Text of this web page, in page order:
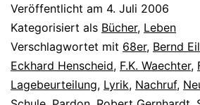
Veröffentlicht am 4. Juli 2006
Kategorisiert als Bücher, Leben
Verschlagwortet mit 68er, Bernd
Eckhard Henscheid, F.K. Waechter,
Lagebeurteilung, Lyrik, Nachruf,